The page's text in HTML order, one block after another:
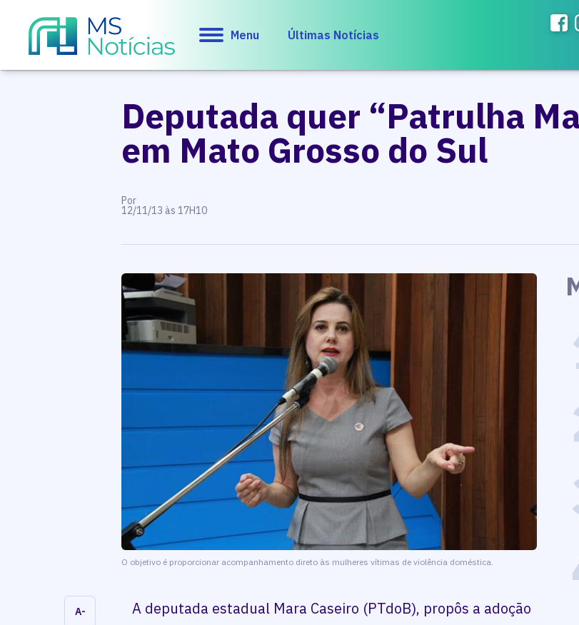
Menu Últimas Notícias
Deputada quer “Patrulha
em Mato Grosso do Sul
Por
12/11/13 às 17H10
O objetivo é proporcionar acompanhamento direto às mulheres vítimas de violência doméstica.
A-
A deputada estadual Mara Caseiro (PTdoB), propôs a adoção